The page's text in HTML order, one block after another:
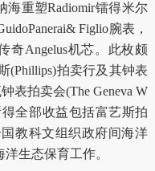
海重塑Radiomir镭得米尔
Figlio腕表，
奇Angelus机芯。此枚颇
(Phillips)拍卖行及其钟表
表拍卖会(The Geneva W
全部收益包括富艺斯拍
教科文组织政府间海洋
生态保育工作。